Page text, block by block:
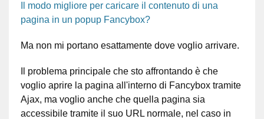
Il modo migliore per caricare il contenuto di una
pagina in un popup Fancybox?
Ma non mi portano esattamente dove voglio arrivare.
Il problema principale che sto affrontando è che
voglio aprire la pagina all'interno di Fancybox tramite
Ajax, ma voglio anche che quella pagina sia
accessibile tramite il suo URL normale, nel caso in